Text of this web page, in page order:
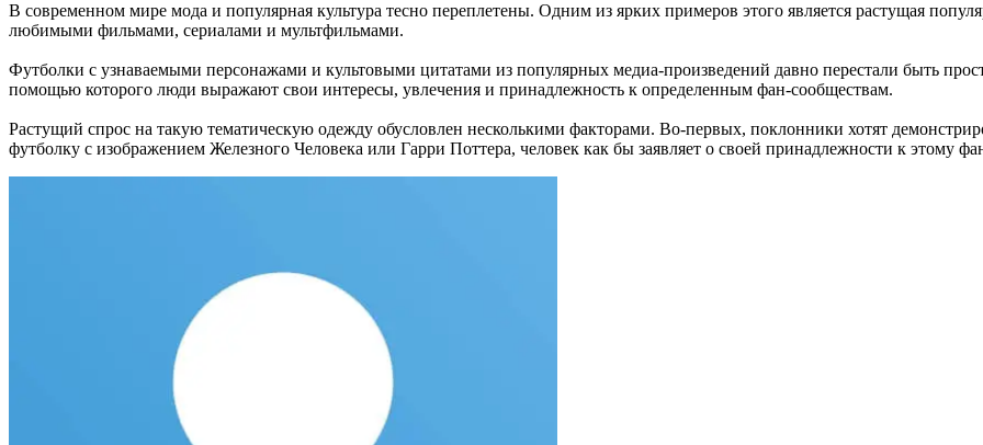
В современном мире мода и популярная культура тесно переплетены. Одним из ярких примеров этого является растущая
любимыми фильмами, сериалами и мультфильмами.
Футболки с узнаваемыми персонажами и культовыми цитатами из популярных медиа-произведений давно перестали быть
помощью которого люди выражают свои интересы, увлечения и принадлежность к определенным фан-сообществам.
Растущий спрос на такую тематическую одежду обусловлен несколькими факторами. Во-первых, поклонники хотят
футболку с изображением Железного Человека или Гарри Поттера, человек как бы заявляет о своей принадлежности к этому